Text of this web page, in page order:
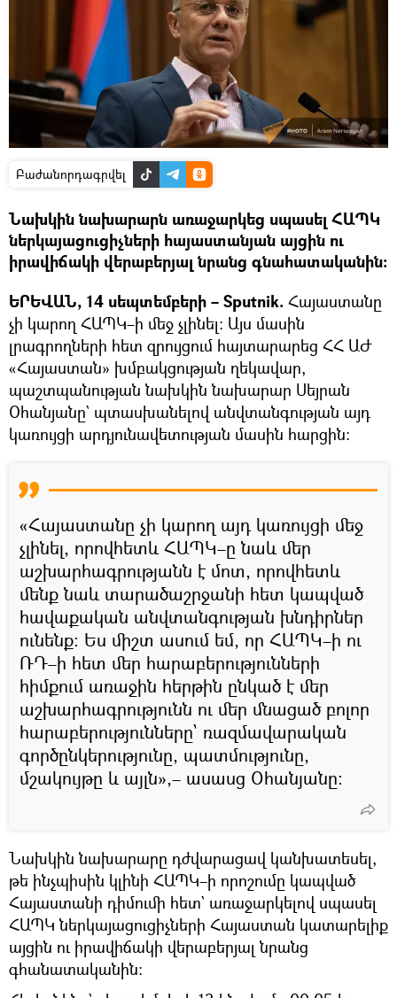
Բաժանորդագրվել
Նախկին նախարարն առաջարկեց սպասել ՀԱՊԿ
ներկայացուցիչների հայաստանյան այցին ու
իրավիճակի վերաբերյալ նրանց գնահատականին։
ԵՐԵՎԱՆ, 14 սեպտեմբերի – Sputnik. Հայաստանը
չի կարող ՀԱՊԿ–ի մեջ չլինել։ Այս մասին
լրագրողների հետ զրույցում հայտարարեց ՀՀ ԱԺ
«Հայաստան» խմբակցության ղեկավար,
պաշտպանության նախկին նախարար Սեյրան
Օհանյանը` պտասխանելով անվտանգության այդ
կառույցի արդյունավետության մասին հարցին։
«Հայաստանը չի կարող այդ կառույցի մեջ
չլինել, որովհետև ՀԱՊԿ–ը նաև մեր
աշխարհագրությանն է մոտ, որովհետև
մենք նաև տարածաշրջանի հետ կապված
հավաքական անվտանգության խնդիրներ
ունենք։ Ես միշտ ասում եմ, որ ՀԱՊԿ–ի ու
ՌԴ–ի հետ մեր հարաբերությունների
հիմքում առաջին հերթին ընկած է մեր
աշխարհագրությունն ու մեր մնացած բոլոր
հարաբերությունները` ռազմավարական
գործընկերությունը, պատմությունը,
մշակույթը և այլն»,– ասասց Օհանյանը։
Նախկին նախարարը դժվարացավ կանխատեսել,
թե ինչպիսին կլինի ՀԱՊԿ–ի որոշումը կապված
Հայաստանի դիմումի հետ` առաջարկելով սպասել
ՀԱՊԿ ներկայացուցիչների Հայաստան կատարելիք
այցին ու իրավիճակի վերաբերյալ նրանց
գհանատականին։